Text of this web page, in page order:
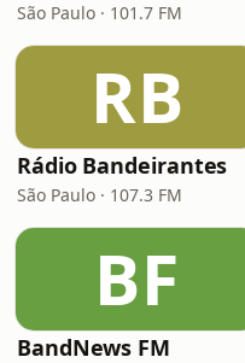
São Paulo · 101.7 FM
RB
Rádio Bandeirantes
São Paulo · 107.3 FM
BF
BandNews FM